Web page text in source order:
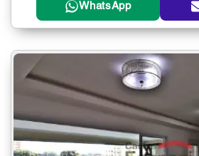
WhatsApp